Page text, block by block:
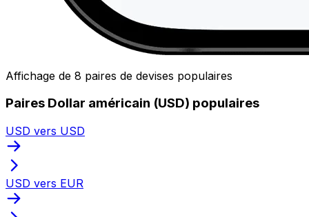
Affichage de 8 paires de devises populaires
Paires Dollar américain (USD) populaires
USD vers USD
USD vers EUR